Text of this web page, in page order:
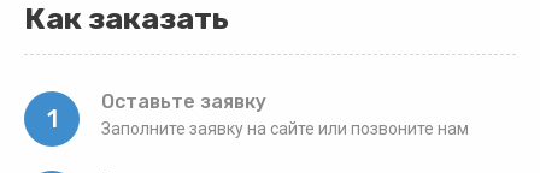
Как заказать
1
Оставьте заявку
Заполните заявку на сайте или позвоните нам